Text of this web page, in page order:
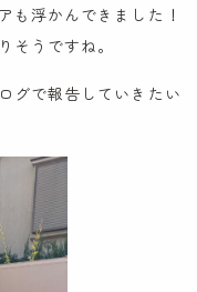
も浮かんできました！
そうですね。
グで報告していきたい